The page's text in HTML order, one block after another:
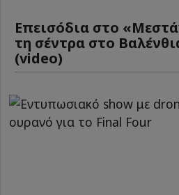
Επεισόδια στο
τη σέντρα στο
(video)